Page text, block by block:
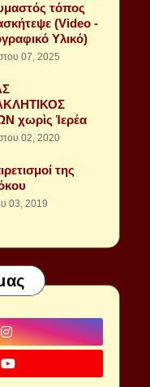
τόπος
(Video -
Υλικό)
07, 2025
χωρὶς Ἱερέα
02, 2020
της
03, 2019